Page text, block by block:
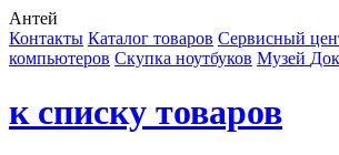
Антей
Контакты Каталог товаров Сервисный
компьютеров Cкупка ноутбуков Музей
к списку товаров